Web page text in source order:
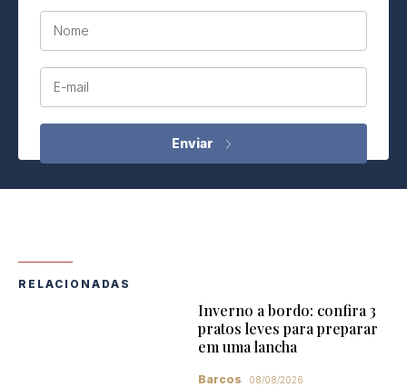
Nome
E-mail
RELACIONADAS
Inverno a bordo: confira 3
pratos leves para preparar
em uma lancha
Barcos 08/08/2026